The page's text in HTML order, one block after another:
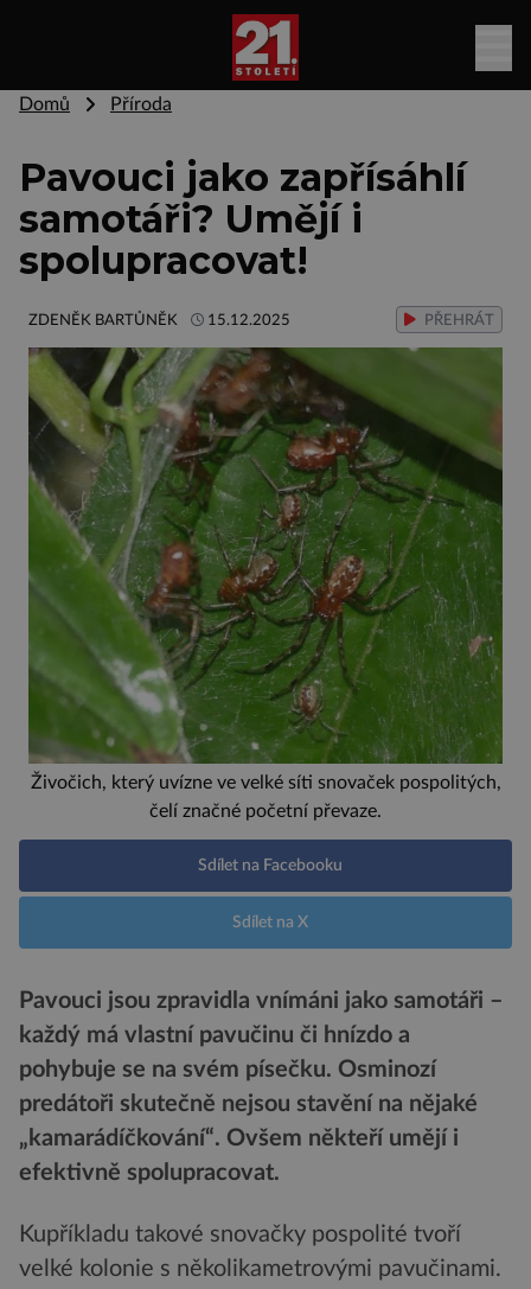
Domů Příroda
Pavouci jako zapřísáhlí
samotáři? Umějí i
spolupracovat!
ZDENĚK BARTŮNĚK 15.12.2025 PŘEHRÁT
Živočich, který uvízne ve velké síti snovaček pospolitých,
čelí značné početní převaze.
Sdílet na Facebooku
Sdílet na X
Pavouci jsou zpravidla vnímáni jako samotáři –
každý má vlastní pavučinu či hnízdo a
pohybuje se na svém písečku. Osminozí
predátoři skutečně nejsou stavění na nějaké
„kamarádíčkování“. Ovšem někteří umějí i
efektivně spolupracovat.
Kupříkladu takové snovačky pospolité tvoří
velké kolonie s několikametrovými pavučinami.